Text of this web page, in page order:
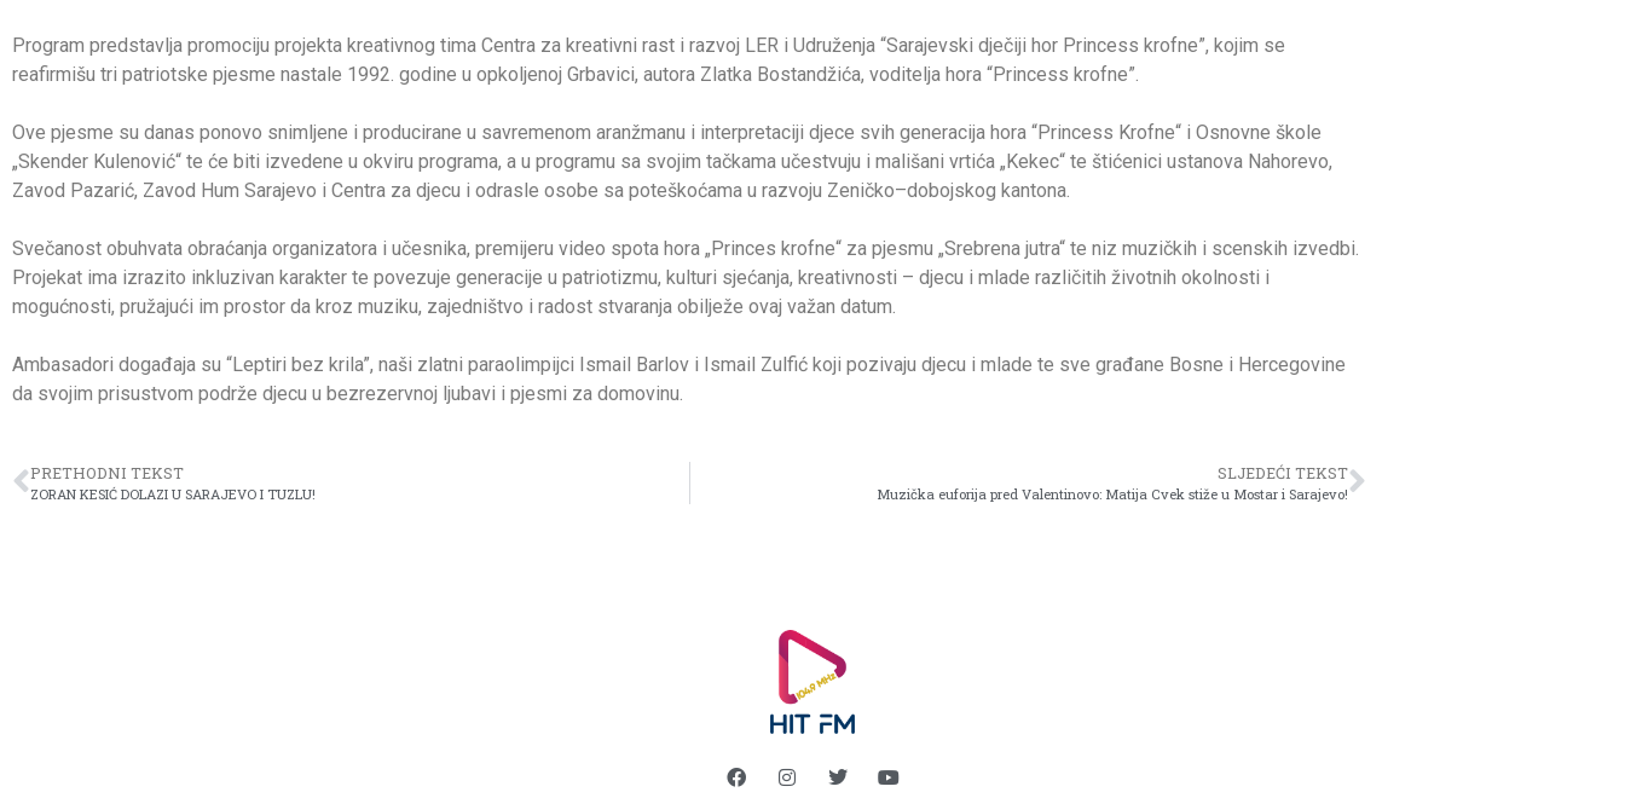
Program predstavlja promociju projekta kreativnog tima Centra za kreativni rast i razvoj LER i Udruženja “Sarajevski dječiji hor Princess krofne”, kojim se
reafirmišu tri patriotske pjesme nastale 1992. godine u opkoljenoj Grbavici, autora Zlatka Bostandžića, voditelja hora “Princess krofne”.
Ove pjesme su danas ponovo snimljene i producirane u savremenom aranžmanu i interpretaciji djece svih generacija hora “Princess Krofne“ i Osnovne škole
„Skender Kulenović“ te će biti izvedene u okviru programa, a u programu sa svojim tačkama učestvuju i mališani vrtića „Kekec“ te štićenici ustanova Nahorevo,
Zavod Pazarić, Zavod Hum Sarajevo i Centra za djecu i odrasle osobe sa poteškoćama u razvoju Zeničko–dobojskog kantona.
Svečanost obuhvata obraćanja organizatora i učesnika, premijeru video spota hora „Princes krofne“ za pjesmu „Srebrena jutra“ te niz muzičkih i scenskih izvedbi.
Projekat ima izrazito inkluzivan karakter te povezuje generacije u patriotizmu, kulturi sjećanja, kreativnosti – djecu i mlade različitih životnih okolnosti i
mogućnosti, pružajući im prostor da kroz muziku, zajedništvo i radost stvaranja obilježe ovaj važan datum.
Ambasadori događaja su “Leptiri bez krila”, naši zlatni paraolimpijci Ismail Barlov i Ismail Zulfić koji pozivaju djecu i mlade te sve građane Bosne i Hercegovine
da svojim prisustvom podrže djecu u bezrezervnoj ljubavi i pjesmi za domovinu.
PRETHODNI TEKST
ZORAN KESIĆ DOLAZI U SARAJEVO I TUZLU!
SLJEDEĆI TEKST
Muzička euforija pred Valentinovo: Matija Cvek stiže u Mostar i Sarajevo!